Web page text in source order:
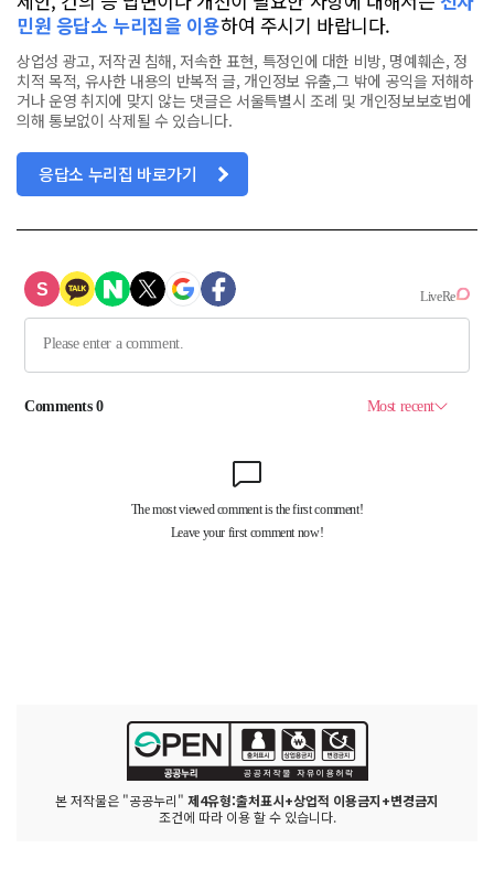
민원 응답소 누리집을 이용하여 주시기 바랍니다.
상업성 광고, 저작권 침해, 저속한 표현, 특정인에 대한 비방, 명예훼손, 정
치적 목적, 유사한 내용의 반복적 글, 개인정보 유출,그 밖에 공익을 저해하
거나 운영 취지에 맞지 않는 댓글은 서울특별시 조례 및 개인정보보호법에
의해 통보없이 삭제될 수 있습니다.
응답소 누리집 바로가기
본 저작물은 "공공누리" 제4유형:출처표시+상업적 이용금지+변경금지
조건에 따라 이용 할 수 있습니다.